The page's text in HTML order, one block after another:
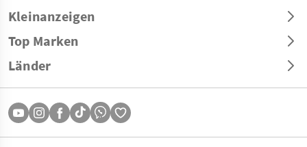
Kleinanzeigen
Top Marken
Länder